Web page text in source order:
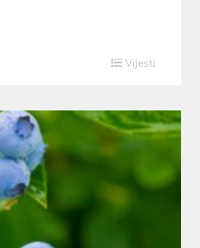
Vijesti